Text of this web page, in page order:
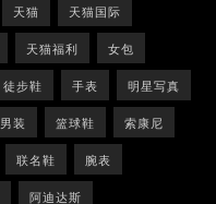
天猫 天猫国际
天猫福利 女包
徒步鞋 手表 明星写真
男装 篮球鞋 索康尼
联名鞋 腕表
阿迪达斯